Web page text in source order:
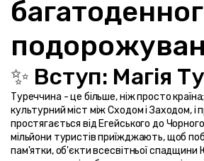
✨ Вступ: Магія
Туреччина - це більше, ніж просто
культурний міст між Сходом і Заходом, і
простягається від Егейського до
мільйони туристів приїжджають, щоб
пам'ятки, об'єкти всесвітньої спадщини